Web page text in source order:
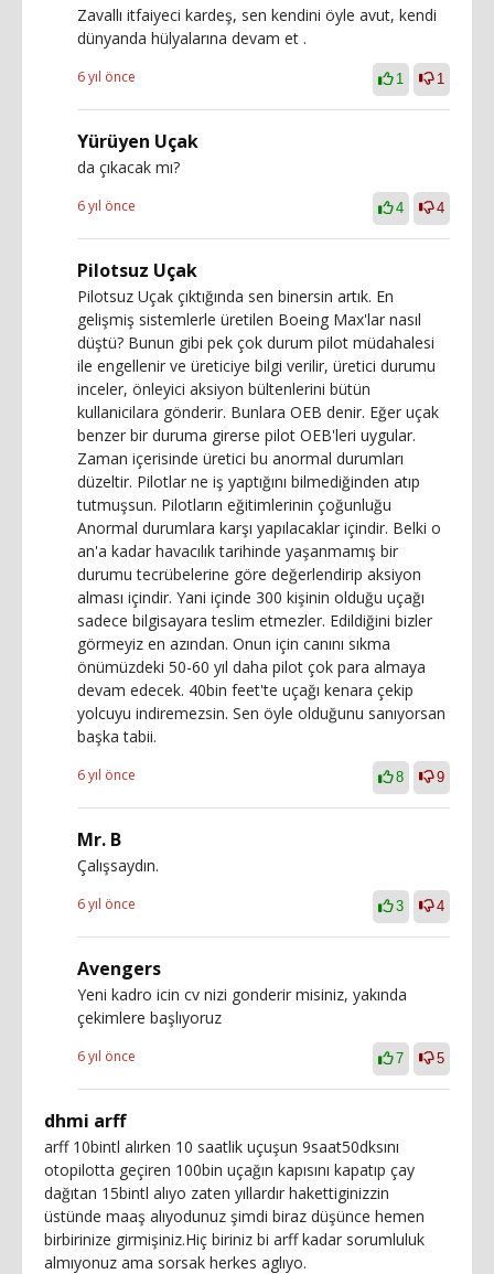
Zavallı itfaiyeci kardeş, sen kendini öyle avut, kendi
dünyanda hülyalarına devam et .
6 yıl önce 1 1
Yürüyen Uçak
da çıkacak mı?
6 yıl önce 4 4
Pilotsuz Uçak
Pilotsuz Uçak çıktığında sen binersin artık. En
gelişmiş sistemlerle üretilen Boeing Max'lar nasıl
düştü? Bunun gibi pek çok durum pilot müdahalesi
ile engellenir ve üreticiye bilgi verilir, üretici durumu
inceler, önleyici aksiyon bültenlerini bütün
kullanicilara gönderir. Bunlara OEB denir. Eğer uçak
benzer bir duruma girerse pilot OEB'leri uygular.
Zaman içerisinde üretici bu anormal durumları
düzeltir. Pilotlar ne iş yaptığını bilmediğinden atıp
tutmuşsun. Pilotların eğitimlerinin çoğunluğu
Anormal durumlara karşı yapılacaklar içindir. Belki o
an'a kadar havacılık tarihinde yaşanmamış bir
durumu tecrübelerine göre değerlendirip aksiyon
alması içindir. Yani içinde 300 kişinin olduğu uçağı
sadece bilgisayara teslim etmezler. Edildiğini bizler
görmeyiz en azından. Onun için canını sıkma
önümüzdeki 50-60 yıl daha pilot çok para almaya
devam edecek. 40bin feet'te uçağı kenara çekip
yolcuyu indiremezsin. Sen öyle olduğunu sanıyorsan
başka tabii.
6 yıl önce 8 9
Mr. B
Çalışsaydın.
6 yıl önce 3 4
Avengers
Yeni kadro icin cv nizi gonderir misiniz, yakında
çekimlere başlıyoruz
6 yıl önce 7 5
dhmi arff
arff 10bintl alırken 10 saatlik uçuşun 9saat50dksını
otopilotta geçiren 100bin uçağın kapısını kapatıp çay
dağıtan 15bintl alıyo zaten yıllardır hakettiginizzin
üstünde maaş alıyodunuz şimdi biraz düşünce hemen
birbirinize girmişiniz.Hiç biriniz bi arff kadar sorumluluk
almıyonuz ama sorsak herkes aglıyo.